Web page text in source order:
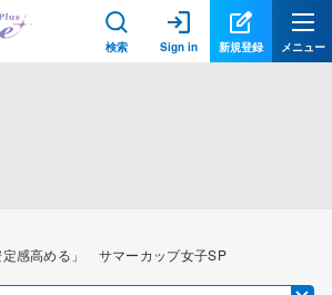
検索 Sign in 新規登録 メニュー
定感高める」 サマーカップ女子SP